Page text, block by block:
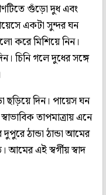
গুঁড়ো দুধ এবং
একটা সুন্দর ঘন
করে মিশিয়ে নিন।
চিনি গলে দুধের সঙ্গে
দিন। পায়েস ঘন
তাপমাত্রায় এনে
ঠান্ডা ঠান্ডা আমের
এই স্বর্গীয় স্বাদ